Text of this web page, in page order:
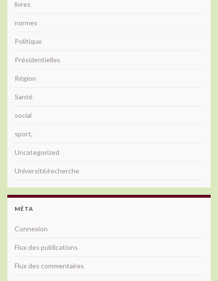
livres
normes
Politique
Présidentielles
Région
Santé
social
sport,
Uncategorized
Université/recherche
MÉTA
Connexion
Flux des publications
Flux des commentaires